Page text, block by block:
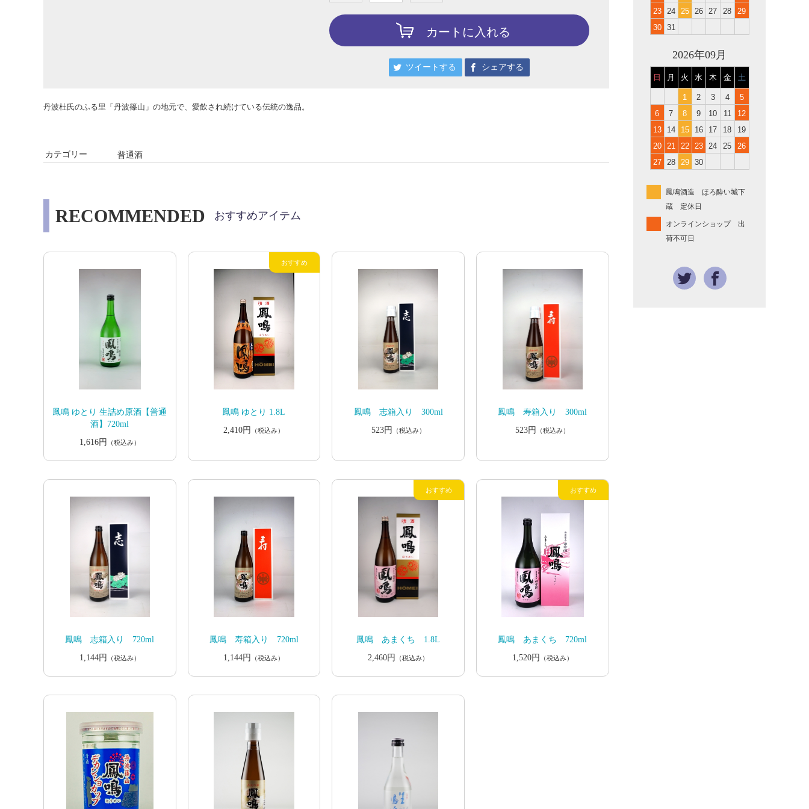
カートに入れる
ツイートする シェアする
丹波杜氏のふる里「丹波篠山」の地元で、愛飲され続けている伝統の逸品。
カテゴリー 普通酒
RECOMMENDED おすすめアイテム
鳳鳴 ゆとり 生詰め原酒【普通
酒】720ml
1,616円
（税込み）
鳳鳴 ゆとり 1.8L
2,410円
（税込み）
鳳鳴 志箱入り 300ml
523円
（税込み）
鳳鳴 寿箱入り 300ml
523円
（税込み）
鳳鳴 志箱入り 720ml
1,144円
（税込み）
鳳鳴 寿箱入り 720ml
1,144円
（税込み）
鳳鳴 あまくち 1.8L
2,460円
（税込み）
鳳鳴 あまくち 720ml
1,520円
（税込み）
23
24 25 26 27 28
29
30
31
2026年09月
日 月 火 水 木 金 土
1 2 3 4
5
6
7 8 9 10 11
12
13
14 15 16 17 18
19
20
21 22 23 24 25
26
27
28 29 30
鳳鳴酒造 ほろ酔い城下
蔵 定休日
オンラインショップ 出
荷不可日